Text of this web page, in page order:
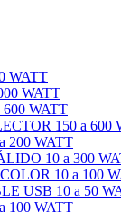
WATT
WATT
WATT
150 a 600
200 WATT
10 a 300
10 a 100
USB 10 a 50
100 WATT